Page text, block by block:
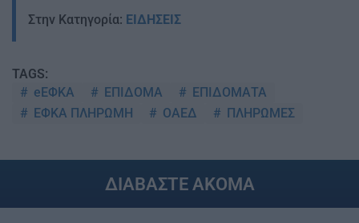
Στην Κατηγορία: ΕΙΔΗΣΕΙΣ
TAGS:
eΕΦΚΑ
ΕΠΙΔΟΜΑ
ΕΠΙΔΟΜΑΤΑ
ΕΦΚΑ ΠΛΗΡΩΜΗ
ΟΑΕΔ ΠΛΗΡΩΜΕΣ
ΔΙΑΒΑΣΤΕ ΑΚΟΜΑ